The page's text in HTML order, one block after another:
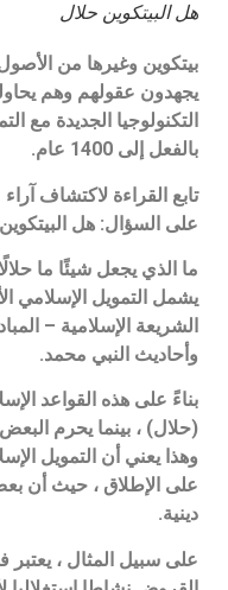
هل البيتكوين حلال
بيتكوين وغيرها من
يجهدون عقولهم وهم
التكنولوجيا الجديدة مع
بالفعل إلى 1400 عام.
تابع القراءة لاكتشاف
على السؤال: هل
ما الذي يجعل شيئًا ما
يشمل التمويل الإسلامي
الشريعة الإسلامية –
وأحاديث النبي محمد.
بناءً على هذه القواعد
(حلال) ، بينما يحرم
وهذا يعني أن التمويل
على الإطلاق ، حيث أن
دينية.
على سبيل المثال ،